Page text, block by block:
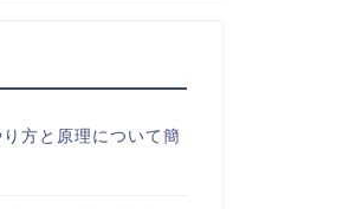
方と原理について簡